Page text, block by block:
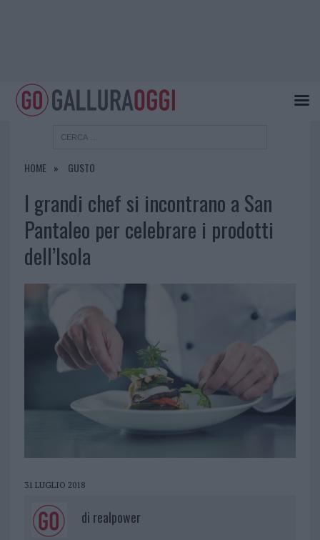
HOME GUSTO
I grandi chef si incontrano a San
Pantaleo per celebrare i prodotti
dell’Isola
31 LUGLIO 2018
di realpower